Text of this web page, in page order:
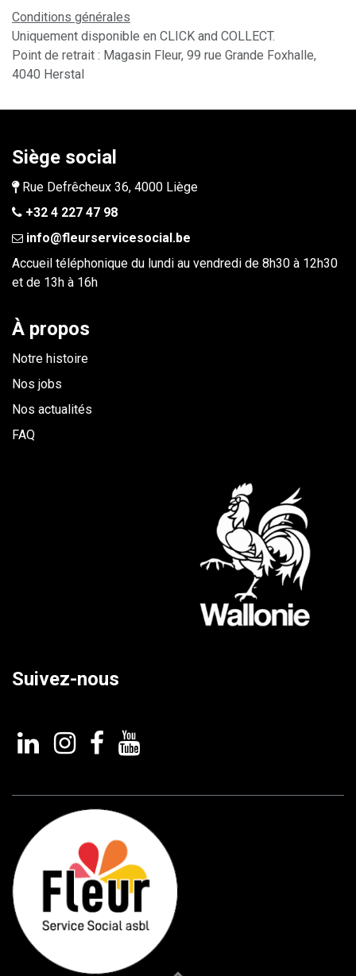
Conditions générales
Uniquement disponible en CLICK and COLLECT.
Point de retrait : Magasin Fleur, 99 rue Grande Foxhalle,
4040 Herstal
Siège social
Rue Defrêcheux 36, 4000 Liège
+32 4 227 47 98
info@fleurservicesocial.be​
Accueil téléphonique du lundi au vendredi de 8h30 à 12h30
et de 13h à 16h
À propos
Notre histoire
Nos jobs
Nos actualités
FAQ
Suivez-nous